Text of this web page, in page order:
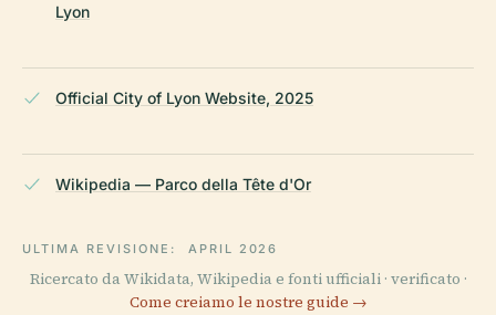
Lyon
Official City of Lyon Website, 2025
Wikipedia — Parco della Tête d'Or
ULTIMA REVISIONE: APRIL 2026
Ricercato da Wikidata, Wikipedia e fonti ufficiali · verificato ·
Come creiamo le nostre guide →